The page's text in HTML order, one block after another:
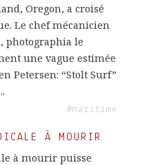
Oregon, a croisé
Le chef mécanicien
photographia le
une vague estimée
Petersen: “Stolt Surf”
#maritime
À MOURIR
à mourir puisse